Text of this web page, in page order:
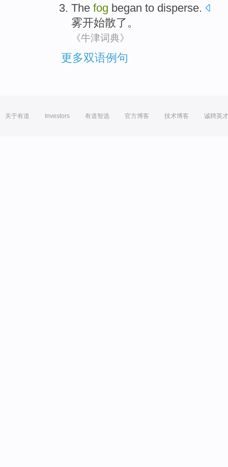
The fog began to disperse.
雾开始散了 。
《牛津词典》
更多双语例句
关于有道 Investors 有道智选 官方博客 技术博客 诚聘英才